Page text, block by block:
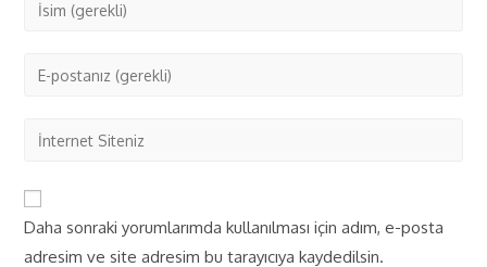
Daha sonraki yorumlarımda kullanılması için adım, e-posta
adresim ve site adresim bu tarayıcıya kaydedilsin.